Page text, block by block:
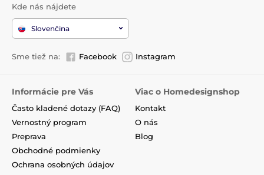
Kde nás nájdete
Slovenčina
Sme tiež na: Facebook Instagram
Informácie pre Vás
Často kladené dotazy (FAQ)
Vernostný program
Preprava
Obchodné podmienky
Ochrana osobných údajov
Viac o Homedesignshop
Kontakt
O nás
Blog